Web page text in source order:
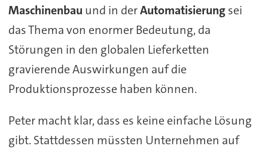
Maschinenbau und in derAutomatisierungsei
das Thema von enormer Bedeutung, da
Störungen in den globalen Lieferketten
gravierende Auswirkungen auf die
Produktionsprozesse haben können.
Peter macht klar, dass es keine einfache Lösung
gibt. Stattdessen müssten Unternehmen auf